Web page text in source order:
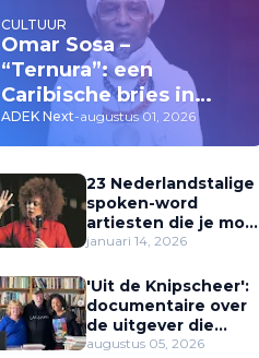
CULTUUR
Omar Sosa –
“Ternura”: een
Caribische bries in
muziek
ADEK Next-augustus 01, 2026
23 Nederlandstalige
spoken-word
artiesten die je moet
kennen (Zwarte
performers in
Nederland)
januari 14, 2026
'Uit de Knipscheer':
documentaire over
de uitgever die
Caribische stemmen
augustus 05, 2026